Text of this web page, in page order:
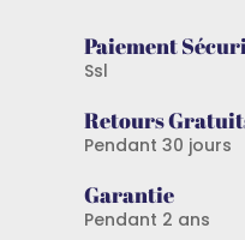
Paiement
Ssl
Retours
Pendant 30 jours
Garantie
Pendant 2 ans